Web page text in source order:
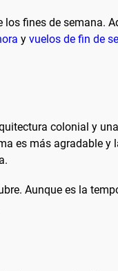
fines de semana.
y vuelos de fin de
colonial y
es más agradable y
Aunque es la